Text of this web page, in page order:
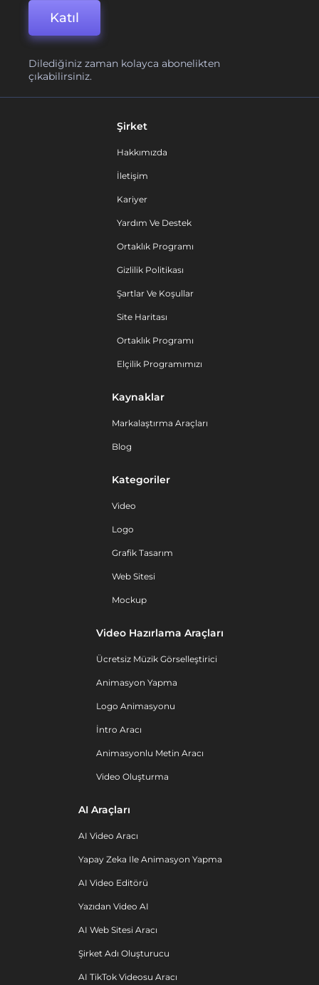
Katıl
Dilediğiniz zaman kolayca abonelikten
çıkabilirsiniz.
Şirket
Hakkımızda
İletişim
Kariyer
Yardım Ve Destek
Ortaklık Programı
Gizlilik Politikası
Şartlar Ve Koşullar
Site Haritası
Ortaklık Programı
Elçilik Programımızı
Kaynaklar
Markalaştırma Araçları
Blog
Kategoriler
Video
Logo
Grafik Tasarım
Web Sitesi
Mockup
Video Hazırlama Araçları
Ücretsiz Müzik Görselleştirici
Animasyon Yapma
Logo Animasyonu
İntro Aracı
Animasyonlu Metin Aracı
Video Oluşturma
AI Araçları
AI Video Aracı
Yapay Zeka Ile Animasyon Yapma
AI Video Editörü
Yazıdan Video AI
AI Web Sitesi Aracı
Şirket Adı Oluşturucu
AI TikTok Videosu Aracı